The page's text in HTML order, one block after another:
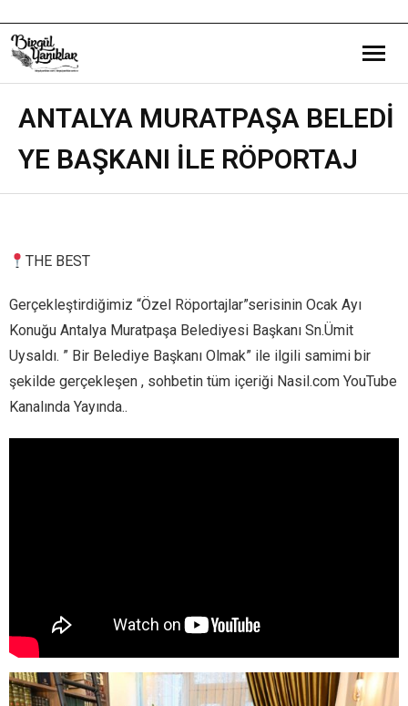
Bana Dair
Eğitim Yazılarım
Gezi ve Kültür Yazılarım
Yürüttüğüm Projeler
ANTALYA MURATPAŞA BELEDİ
YE BAŞKANI İLE RÖPORTAJ
THE BEST
Gerçekleştirdiğimiz “Özel Röportajlar”serisinin Ocak Ayı
Konuğu Antalya Muratpaşa Belediyesi Başkanı Sn.Ümit
Uysaldı. ” Bir Belediye Başkanı Olmak” ile ilgili samimi bir
şekilde gerçekleşen , sohbetin tüm içeriği Nasil.com YouTube
Kanalında Yayında..